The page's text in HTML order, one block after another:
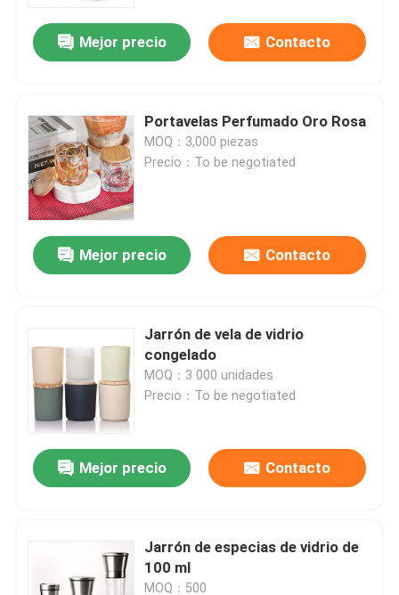
Inicio
Sobre nosotros
Mejor precio Contacto
Portavelas Perfumado Oro Rosa
MOQ：3,000 piezas
Precio：To be negotiated
Mejor precio Contacto
Jarrón de vela de vidrio
congelado
MOQ：3 000 unidades
Precio：To be negotiated
Mejor precio Contacto
Jarrón de especias de vidrio de
100 ml
MOQ：500